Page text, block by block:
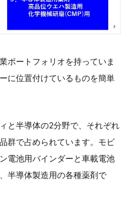
ポートフォリオを持っていま
に位置付けているものを簡単
と半導体の2分野で、それぞれ
群で占められています。モビ
電池用バインダーと車載電池
半導体製造用の各種薬剤で